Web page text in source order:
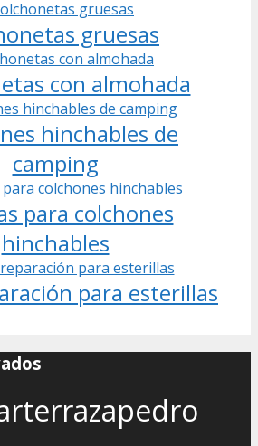
gruesas
con almohada
hinchables de
camping
para colchones
hinchables
para esterillas